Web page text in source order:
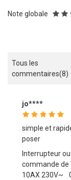
Note globale
Tous les
commentaires(8)
jo****
simple et
poser
Interrupteur
commande de
10AX 230V~